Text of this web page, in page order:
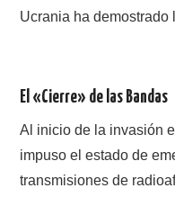
Ucrania ha demostrado
El «Cierre» de las Bandas
Al inicio de la invasión
impuso el estado de
transmisiones de